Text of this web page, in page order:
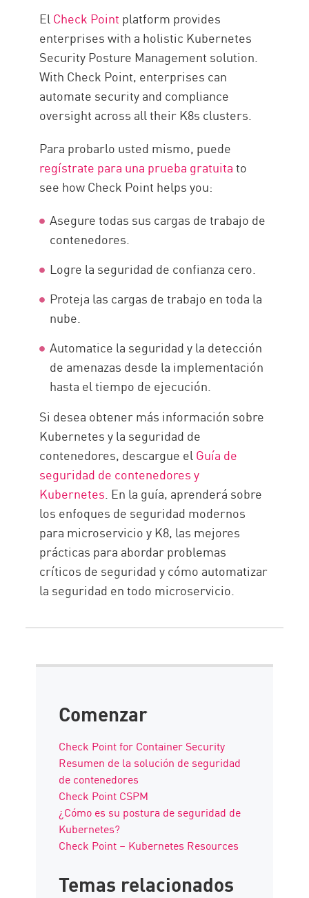
ElCheck Point platform provides
enterprises with a holistic Kubernetes
Security Posture Management solution.
With Check Point, enterprises can
automate security and compliance
oversight across all their K8s clusters.
Para probarlo usted mismo, puede
regístrate para una prueba gratuitato
see how Check Point helps you:
Asegure todas sus cargas de trabajo de
contenedores.
Logre la seguridad de confianza cero.
Proteja las cargas de trabajo en toda la
nube.
Automatice la seguridad y la detección
de amenazas desde la implementación
hasta el tiempo de ejecución.
Si desea obtener más información sobre
Kubernetes y la seguridad de
contenedores, descargue elGuía de
seguridad de contenedores y
Kubernetes. En la guía, aprenderá sobre
los enfoques de seguridad modernos
para microservicio y K8, las mejores
prácticas para abordar problemas
críticos de seguridad y cómo automatizar
la seguridad en todo microservicio.
Comenzar
Check Point for Container Security
Resumen de la solución de seguridad
de contenedores
Check Point CSPM
¿Cómo es su postura de seguridad de
Kubernetes?
Check Point – Kubernetes Resources
Temas relacionados